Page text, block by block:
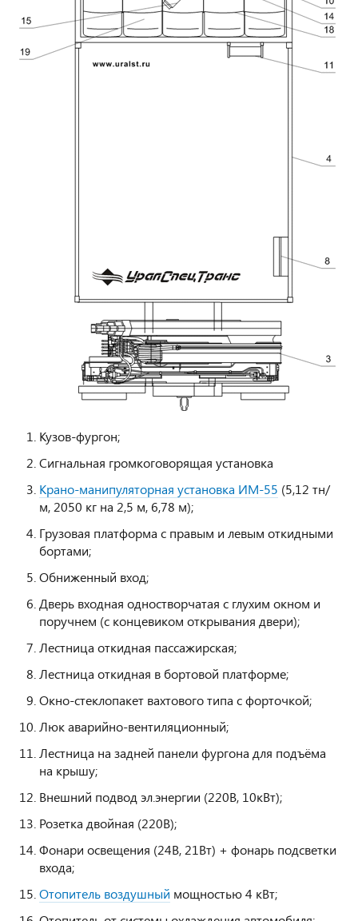
Кузов-фургон;
Сигнальная громкоговорящая установка
Крано-манипуляторная установка ИМ-55 (5,12 тн/
м, 2050 кг на 2,5 м, 6,78 м);
Грузовая платформа с правым и левым откидными
бортами;
Обниженный вход;
Дверь входная одностворчатая с глухим окном и
поручнем (с концевиком открывания двери);
Лестница откидная пассажирская;
Лестница откидная в бортовой платформе;
Окно-стеклопакет вахтового типа с форточкой;
Люк аварийно-вентиляционный;
Лестница на задней панели фургона для подъёма
на крышу;
Внешний подвод эл.энергии (220В, 10кВт);
Розетка двойная (220В);
Фонари освещения (24В, 21Вт) + фонарь подсветки
входа;
Отопитель воздушный мощностью 4 кВт;